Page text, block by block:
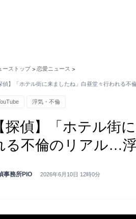
ーストップ > 恋愛ニュース >
偵】「ホテル街に来ましたね」白昼堂々行われる
浮気・不倫
探偵】「ホテル街
る不倫のリアル…
事務所PIO 2026年6月10日 12時0分